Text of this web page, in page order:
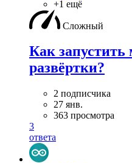
+1 ещё
Сложный
Как запустить
развёртки?
2 подписчика
27 янв.
363 просмотра
3
ответа